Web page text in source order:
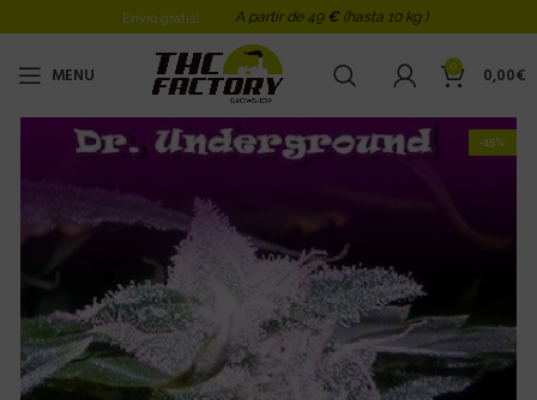
Envio gratis! A partir de 49 € (hasta 10 kg )
MENU 0 0,00€
-15%